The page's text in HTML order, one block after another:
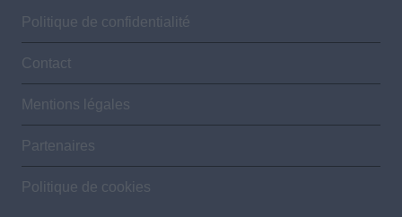
Politique de confidentialité
Contact
Mentions légales
Partenaires
Politique de cookies